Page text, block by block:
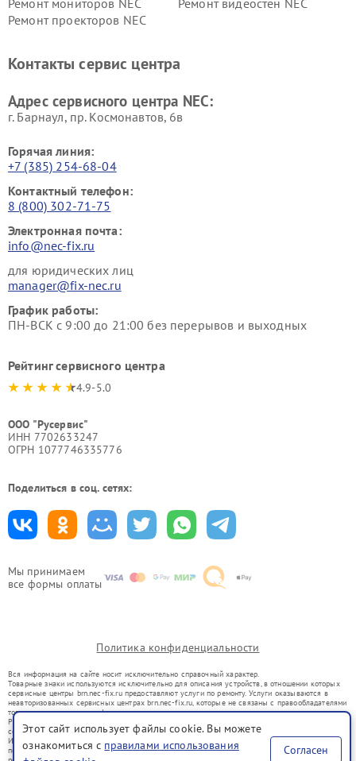
Мы принимаем
все формы оплаты
Ремонт мониторов NEC
Ремонт видеостен NEC
Ремонт проекторов NEC
Контакты сервис центра
Адрес сервисного центра NEC:
г. Барнаул, ​пр. Космонавтов, 6в
Горячая линия:
+7 (385) 254-68-04
Контактный телефон:
8 (800) 302-71-75
Электронная почта:
info@nec-fix.ru
для юридических лиц
manager@fix-nec.ru
График работы:
ПН-ВСК с 9:00 до 21:00 без перерывов и выходных
Рейтинг сервисного центра
4.9-5.0
ООО "Русервис"
ИНН 7702633247
ОГРН 1077746335776
Поделиться в соц. сетях:
Политика конфиденциальности
Вся информация на сайте носит исключительно справочный характер.
Товарные знаки используются исключительно для описания устройств, в отношении которых
сервисные центры brn.nec-fix.ru предоставляют услуги по ремонту. Услуги оказываются в
неавторизованных сервисных центрах brn.nec-fix.ru, которые не связаны с правообладателями
товарных знаков или их официальными представителями.
Ремонт осуществляется для устройств, уже введенных в гражданский оборот в соответствии
со статьей 1487 ГК РФ.
Использование товарных знаков не преследует цели индивидуализации услуг или введения
потребителей в заблуждение, а служит для информирования о предоставляемых услугах по
Этот сайт использует файлы cookie. Вы можете
ознакомиться с правилами использования
Согласен